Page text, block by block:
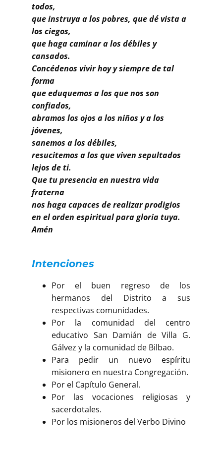
todos,
que instruya a los pobres, que dé vista a
los ciegos,
que haga caminar a los débiles y
cansados.
Concédenos vivir hoy y siempre de tal
forma
que eduquemos a los que nos son
confiados,
abramos los ojos a los niños y a los
jóvenes,
sanemos a los débiles,
resucitemos a los que viven sepultados
lejos de ti.
Que tu presencia en nuestra vida
fraterna
nos haga capaces de realizar prodigios
en el orden espiritual para gloria tuya.
Amén
Intenciones
Por el buen regreso de los
hermanos del Distrito a sus
respectivas comunidades.
Por la comunidad del centro
educativo San Damián de Villa G.
Gálvez y la comunidad de Bilbao.
Para pedir un nuevo espíritu
misionero en nuestra Congregación.
Por el Capítulo General.
Por las vocaciones religiosas y
sacerdotales.
Por los misioneros del Verbo Divino